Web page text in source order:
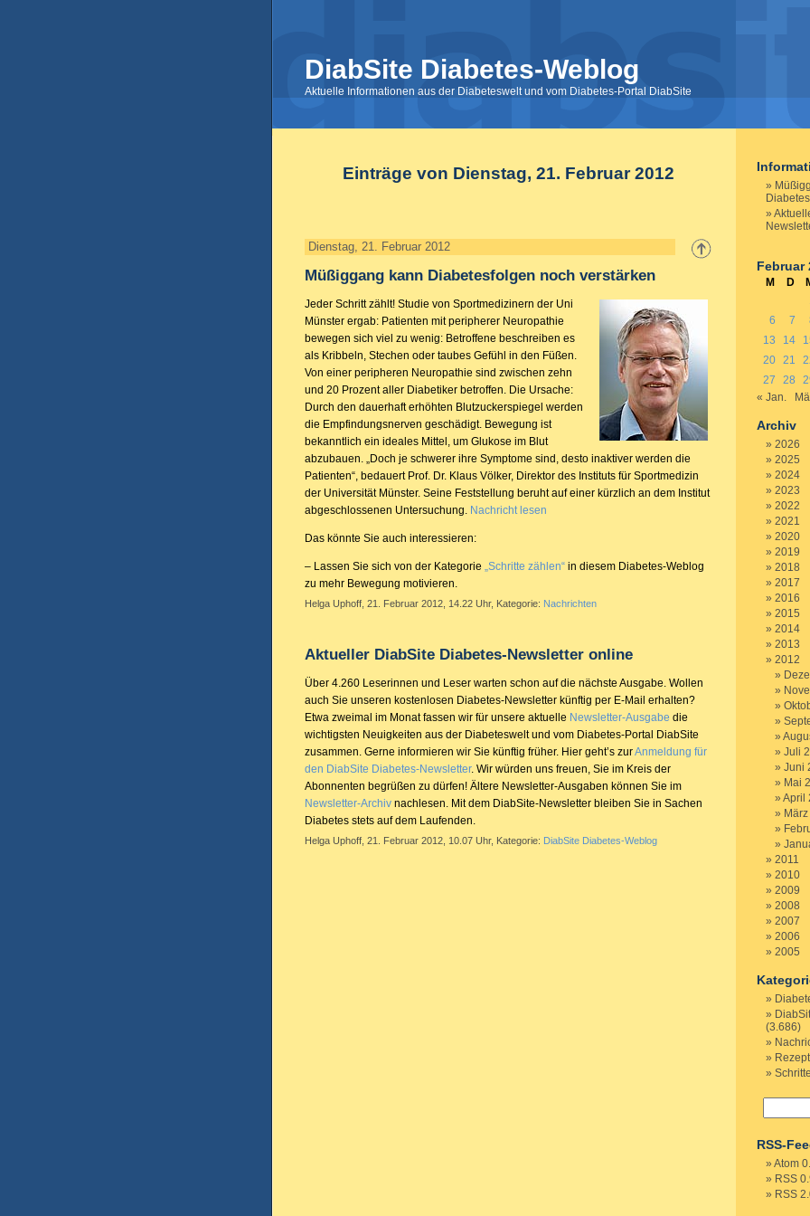
DiabSite Diabetes-Weblog
Aktuelle Informationen aus der Diabeteswelt und vom Diabetes-Portal DiabSite
Einträge von Dienstag, 21. Februar 2012
Dienstag, 21. Februar 2012
Müßiggang kann Diabetesfolgen noch verstärken
Jeder Schritt zählt! Studie von Sportmedizinern der Uni
Münster ergab: Patienten mit peripherer Neuropathie
bewegen sich viel zu wenig: Betroffene beschreiben es
als Kribbeln, Stechen oder taubes Gefühl in den Füßen.
Von einer peripheren Neuropathie sind zwischen zehn
und 20 Prozent aller Diabetiker betroffen. Die Ursache:
Durch den dauerhaft erhöhten Blutzuckerspiegel werden
die Empfindungsnerven geschädigt. Bewegung ist
bekanntlich ein ideales Mittel, um Glukose im Blut
abzubauen. „Doch je schwerer ihre Symptome sind, desto inaktiver werden die
Patienten“, bedauert Prof. Dr. Klaus Völker, Direktor des Instituts für Sportmedizin
der Universität Münster. Seine Feststellung beruht auf einer kürzlich an dem Institut
abgeschlossenen Untersuchung. Nachricht lesen
Das könnte Sie auch interessieren:
– Lassen Sie sich von der Kategorie „Schritte zählen“ in diesem Diabetes-Weblog
zu mehr Bewegung motivieren.
Helga Uphoff, 21. Februar 2012, 14.22 Uhr, Kategorie: Nachrichten
Aktueller DiabSite Diabetes-Newsletter online
Über 4.260 Leserinnen und Leser warten schon auf die nächste Ausgabe. Wollen
auch Sie unseren kostenlosen Diabetes-Newsletter künftig per E-Mail erhalten?
Etwa zweimal im Monat fassen wir für unsere aktuelle Newsletter-Ausgabe die
wichtigsten Neuigkeiten aus der Diabeteswelt und vom Diabetes-Portal DiabSite
zusammen. Gerne informieren wir Sie künftig früher. Hier geht’s zurAnmeldung für
den DiabSite Diabetes-Newsletter. Wir würden uns freuen, Sie im Kreis der
Abonnenten begrüßen zu dürfen! Ältere Newsletter-Ausgaben können Sie im
Newsletter-Archiv nachlesen. Mit dem DiabSite-Newsletter bleiben Sie in Sachen
Diabetes stets auf dem Laufenden.
Helga Uphoff, 21. Februar 2012, 10.07 Uhr, Kategorie: DiabSite Diabetes-Weblog
Februar
M D
6
7
13
14
20 21
27
28
« Jan.
Archiv
2026
2025
2024
2023
2022
2021
2020
2019
2018
2017
2016
2015
2014
2013
2012
Juli
Juni
Mai
April
2011
2010
2009
2008
2007
2006
2005
(3.686)
RSS-
Atom
RSS
RSS